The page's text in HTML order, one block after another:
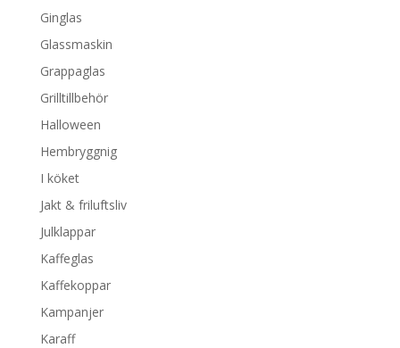
Ginglas
Glassmaskin
Grappaglas
Grilltillbehör
Halloween
Hembryggnig
I köket
Jakt & friluftsliv
Julklappar
Kaffeglas
Kaffekoppar
Kampanjer
Karaff